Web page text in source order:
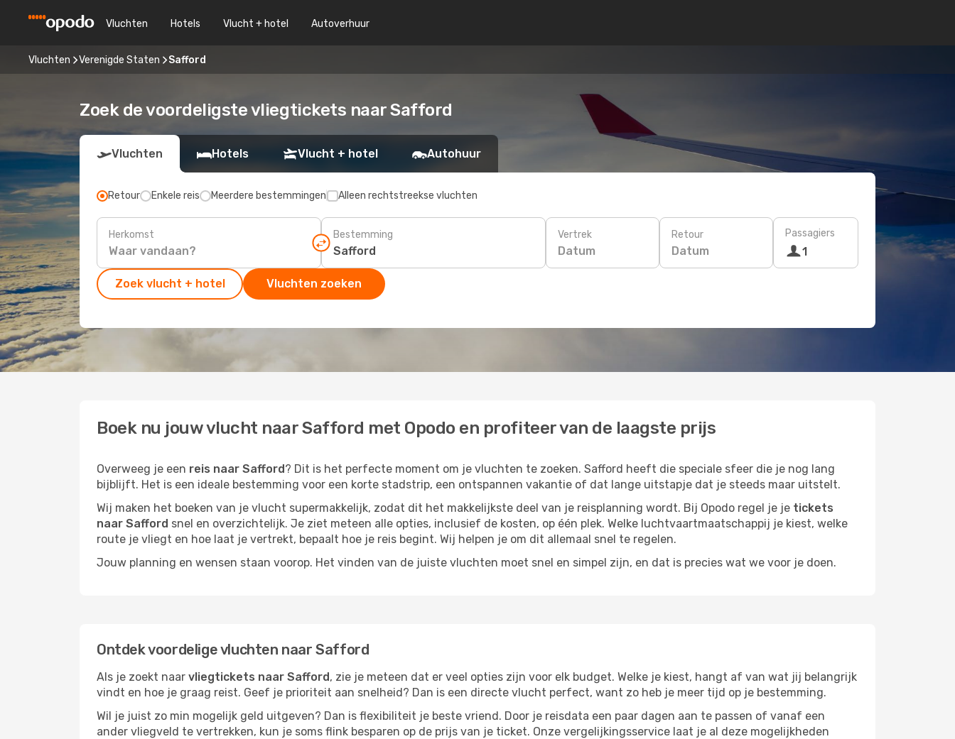
Vluchten Hotels Vlucht + hotel Autoverhuur
Vluchten Verenigde Staten Safford
Zoek de voordeligste vliegtickets naar Safford
Vluchten Hotels Vlucht + hotel Autohuur
Retour Enkele reis Meerdere bestemmingen Alleen rechtstreekse vluchten
Herkomst Bestemming Vertrek
Datum
Retour
Datum
Passagiers
1
Zoek vlucht + hotel Vluchten zoeken
Boek nu jouw vlucht naar Safford met Opodo en profiteer van de laagste prijs
Overweeg je een reis naar Safford? Dit is het perfecte moment om je vluchten te zoeken. Safford heeft die speciale sfeer die je nog lang
bijblijft. Het is een ideale bestemming voor een korte stadstrip, een ontspannen vakantie of dat lange uitstapje dat je steeds maar uitstelt.
Wij maken het boeken van je vlucht supermakkelijk, zodat dit het makkelijkste deel van je reisplanning wordt. Bij Opodo regel je je tickets
naar Safford snel en overzichtelijk. Je ziet meteen alle opties, inclusief de kosten, op één plek. Welke luchtvaartmaatschappij je kiest, welke
route je vliegt en hoe laat je vertrekt, bepaalt hoe je reis begint. Wij helpen je om dit allemaal snel te regelen.
Jouw planning en wensen staan voorop. Het vinden van de juiste vluchten moet snel en simpel zijn, en dat is precies wat we voor je doen.
Ontdek voordelige vluchten naar Safford
Als je zoekt naar vliegtickets naar Safford, zie je meteen dat er veel opties zijn voor elk budget. Welke je kiest, hangt af van wat jij belangrijk
vindt en hoe je graag reist. Geef je prioriteit aan snelheid? Dan is een directe vlucht perfect, want zo heb je meer tijd op je bestemming.
Wil je juist zo min mogelijk geld uitgeven? Dan is flexibiliteit je beste vriend. Door je reisdata een paar dagen aan te passen of vanaf een
ander vliegveld te vertrekken, kun je soms flink besparen op de prijs van je ticket. Onze vergelijkingsservice laat je al deze mogelijkheden